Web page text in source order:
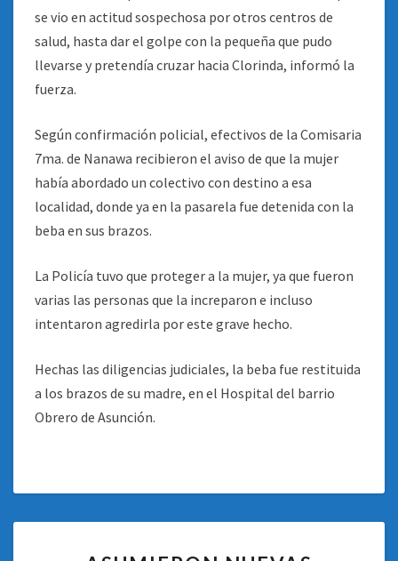
se vio en actitud sospechosa por otros centros de
salud, hasta dar el golpe con la pequeña que pudo
llevarse y pretendía cruzar hacia Clorinda, informó la
fuerza.
Según confirmación policial, efectivos de la Comisaria
7ma. de Nanawa recibieron el aviso de que la mujer
había abordado un colectivo con destino a esa
localidad, donde ya en la pasarela fue detenida con la
beba en sus brazos.
La Policía tuvo que proteger a la mujer, ya que fueron
varias las personas que la increparon e incluso
intentaron agredirla por este grave hecho.
Hechas las diligencias judiciales, la beba fue restituida
a los brazos de su madre, en el Hospital del barrio
Obrero de Asunción.